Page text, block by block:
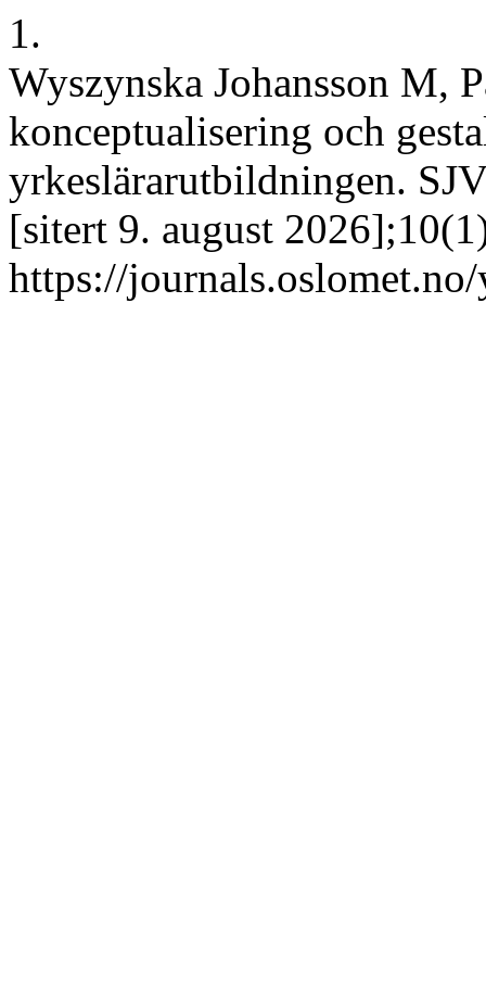
1.
Wyszynska Johansson M,
konceptualisering och
yrkeslärarutbildningen.
[sitert 9. august
https://